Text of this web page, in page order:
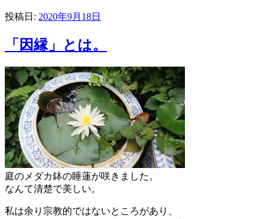
投稿日: 2020年9月18日
「因縁」とは。
庭のメダカ鉢の睡蓮が咲きました。
なんて清楚で美しい。
私は余り宗教的ではないところがあり、